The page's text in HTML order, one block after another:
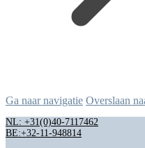
Ga naar navigatie Overslaan
NL: +31(0)40-7117462
BE:+32-11-948814